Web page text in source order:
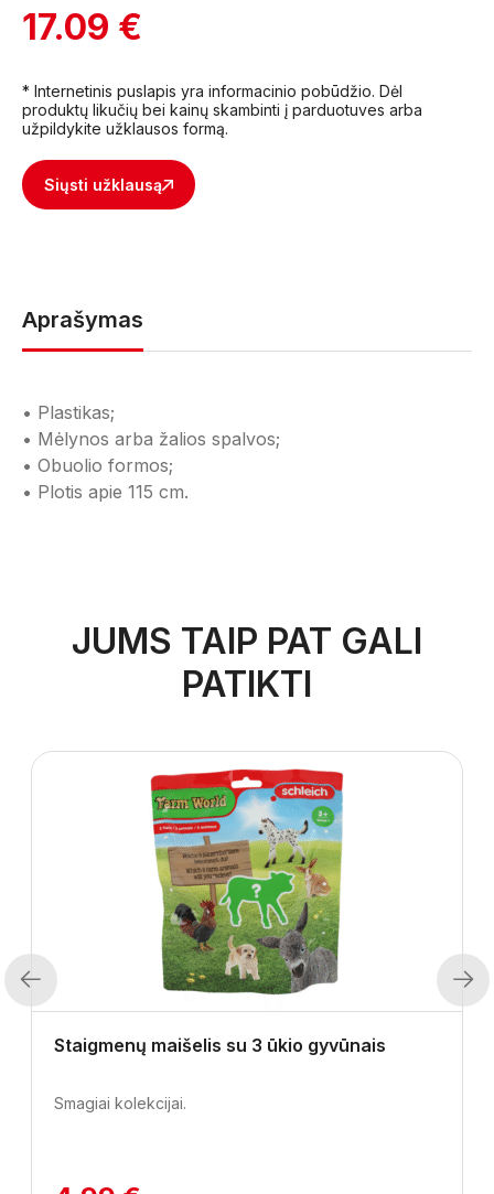
17.09 €
* Internetinis puslapis yra informacinio pobūdžio. Dėl
produktų likučių bei kainų skambinti į parduotuves arba
užpildykite užklausos formą.
Siųsti užklausą
Aprašymas
• Plastikas;
• Mėlynos arba žalios spalvos;
• Obuolio formos;
• Plotis apie 115 cm.
JUMS TAIP PAT GALI
PATIKTI
Previous
Staigmenų maišelis su 3 ūkio gyvūnais
Smagiai kolekcijai.
Next